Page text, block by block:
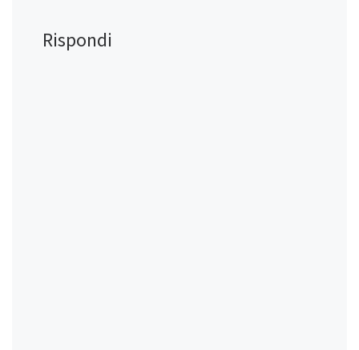
Rispondi